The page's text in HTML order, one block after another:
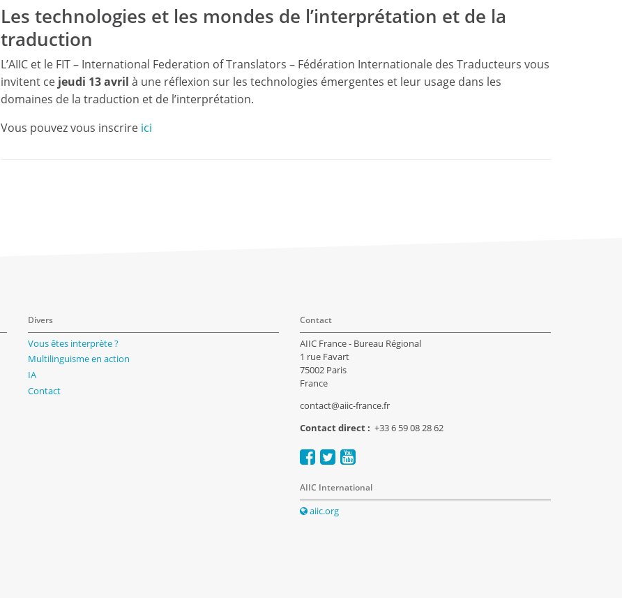
Les technologies et les mondes de l’interprétation et de la
traduction
L’AIIC et le FIT – International Federation of Translators – Fédération Internationale des Traducteurs vous
invitent ce jeudi 13 avril à une réflexion sur les technologies émergentes et leur usage dans les
domaines de la traduction et de l’interprétation.
Vous pouvez vous inscrire ici
Divers
Vous êtes interprète ?
Multilinguisme en action
IA
Contact
Contact
AIIC France - Bureau Régional
1 rue Favart
75002 Paris
France
contact@aiic-france.fr
Contact direct : +33 6 59 08 28 62
AIIC International
aiic.org